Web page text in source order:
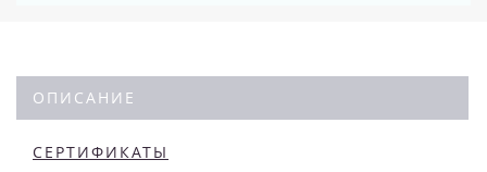
ОПИСАНИЕ
СЕРТИФИКАТЫ